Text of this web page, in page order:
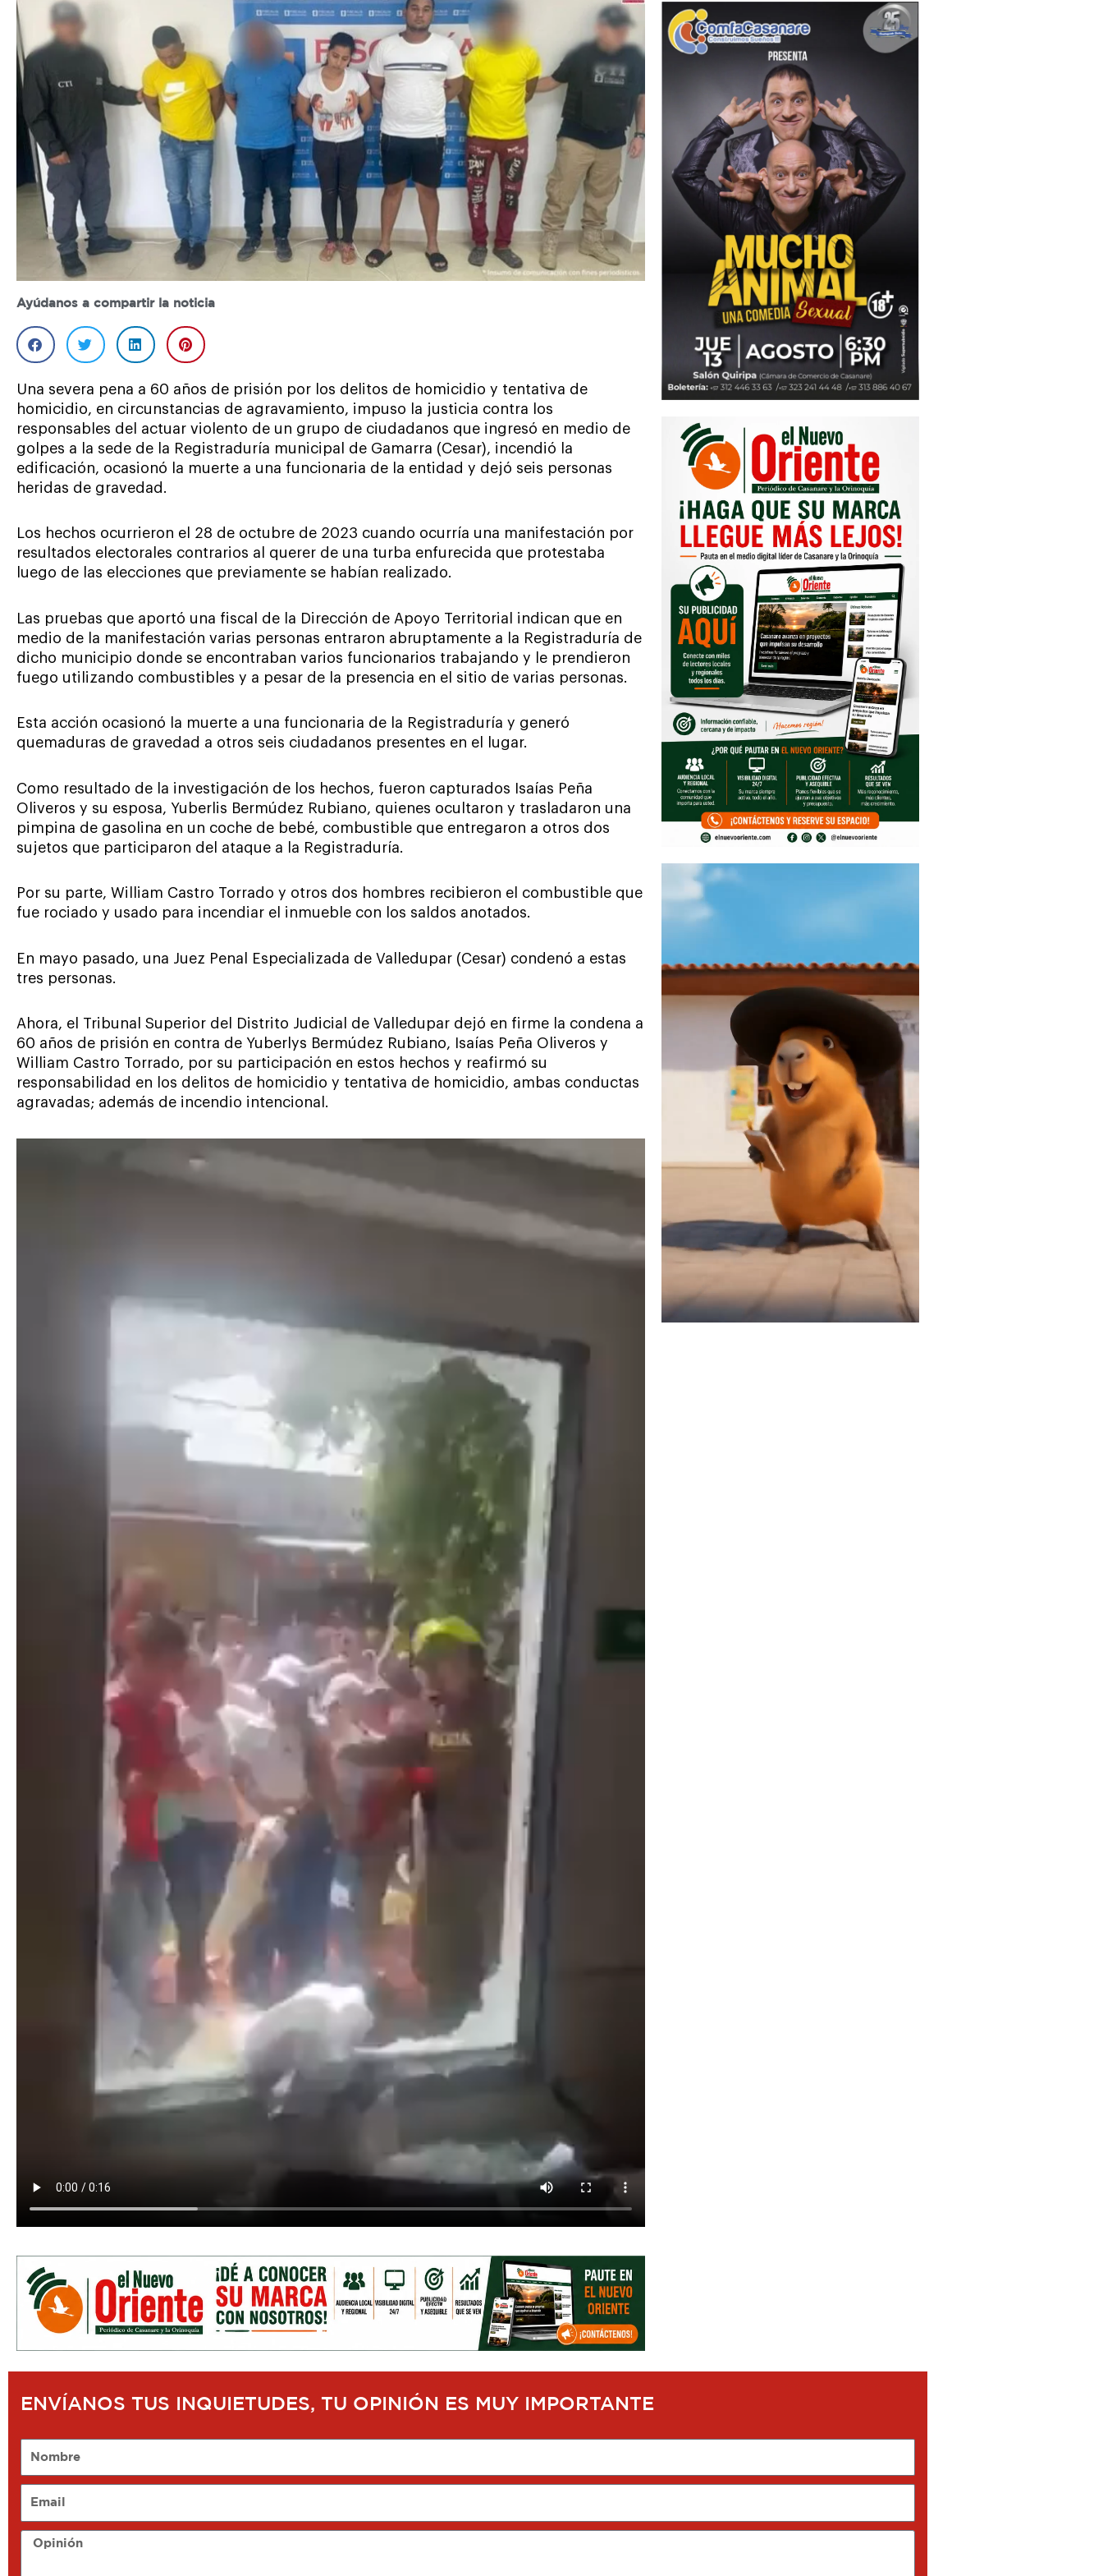
Ayúdanos a compartir la noticia
Una severa pena a 60 años de prisión por los delitos de homicidio y tentativa de
homicidio, en circunstancias de agravamiento, impuso la justicia contra los
responsables del actuar violento de un grupo de ciudadanos que ingresó en medio de
golpes a la sede de la Registraduría municipal de Gamarra (Cesar), incendió la
edificación, ocasionó la muerte a una funcionaria de la entidad y dejó seis personas
heridas de gravedad.
Los hechos ocurrieron el 28 de octubre de 2023 cuando ocurría una manifestación por
resultados electorales contrarios al querer de una turba enfurecida que protestaba
luego de las elecciones que previamente se habían realizado.
Las pruebas que aportó una fiscal de la Dirección de Apoyo Territorial indican que en
medio de la manifestación varias personas entraron abruptamente a la Registraduría de
dicho municipio donde se encontraban varios funcionarios trabajando y le prendieron
fuego utilizando combustibles y a pesar de la presencia en el sitio de varias personas.
Esta acción ocasionó la muerte a una funcionaria de la Registraduría y generó
quemaduras de gravedad a otros seis ciudadanos presentes en el lugar.
Como resultado de la investigación de los hechos, fueron capturados Isaías Peña
Oliveros y su esposa, Yuberlis Bermúdez Rubiano, quienes ocultaron y trasladaron una
pimpina de gasolina en un coche de bebé, combustible que entregaron a otros dos
sujetos que participaron del ataque a la Registraduría.
Por su parte, William Castro Torrado y otros dos hombres recibieron el combustible que
fue rociado y usado para incendiar el inmueble con los saldos anotados.
En mayo pasado, una Juez Penal Especializada de Valledupar (Cesar) condenó a estas
tres personas.
Ahora, el Tribunal Superior del Distrito Judicial de Valledupar dejó en firme la condena a
60 años de prisión en contra de Yuberlys Bermúdez Rubiano, Isaías Peña Oliveros y
William Castro Torrado, por su participación en estos hechos y reafirmó su
responsabilidad en los delitos de homicidio y tentativa de homicidio, ambas conductas
agravadas; además de incendio intencional.
ENVÍANOS TUS INQUIETUDES, TU OPINIÓN ES MUY IMPORTANTE
Opinión